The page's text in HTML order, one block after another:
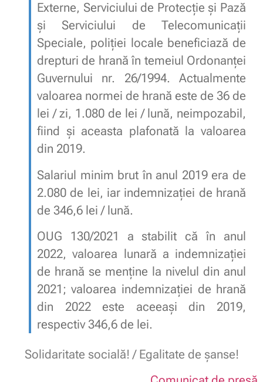
Externe, Serviciului de Protecţie şi Pază
şi Serviciului de Telecomunicaţii
Speciale, poliţiei locale beneficiază de
drepturi de hrană în temeiul Ordonanţei
Guvernului nr. 26/1994. Actualmente
valoarea normei de hrană este de 36 de
lei / zi, 1.080 de lei / lună, neimpozabil,
fiind și aceasta plafonată la valoarea
din 2019.
Salariul minim brut în anul 2019 era de
2.080 de lei, iar indemnizației de hrană
de 346,6 lei / lună.
OUG 130/2021 a stabilit că în anul
2022, valoarea lunară a indemnizației
de hrană se menține la nivelul din anul
2021; valoarea indemnizației de hrană
din 2022 este aceeași din 2019,
respectiv 346,6 de lei.
Solidaritate socială! / Egalitate de șanse!